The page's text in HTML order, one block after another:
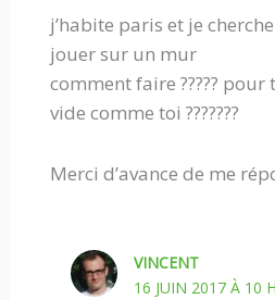
j’habite paris et je
jouer sur un mur
comment faire ?????
vide comme toi ???????
Merci d’avance de me
VINCENT
16 JUIN 2017 À 10